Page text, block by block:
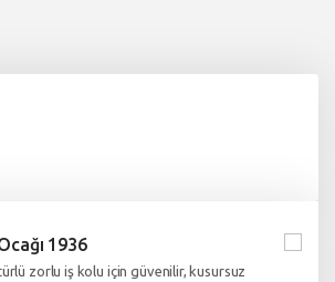
1936
türlü zorlu iş kolu için güvenilir, kusursuz